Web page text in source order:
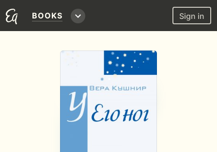
BOOKS Sign in